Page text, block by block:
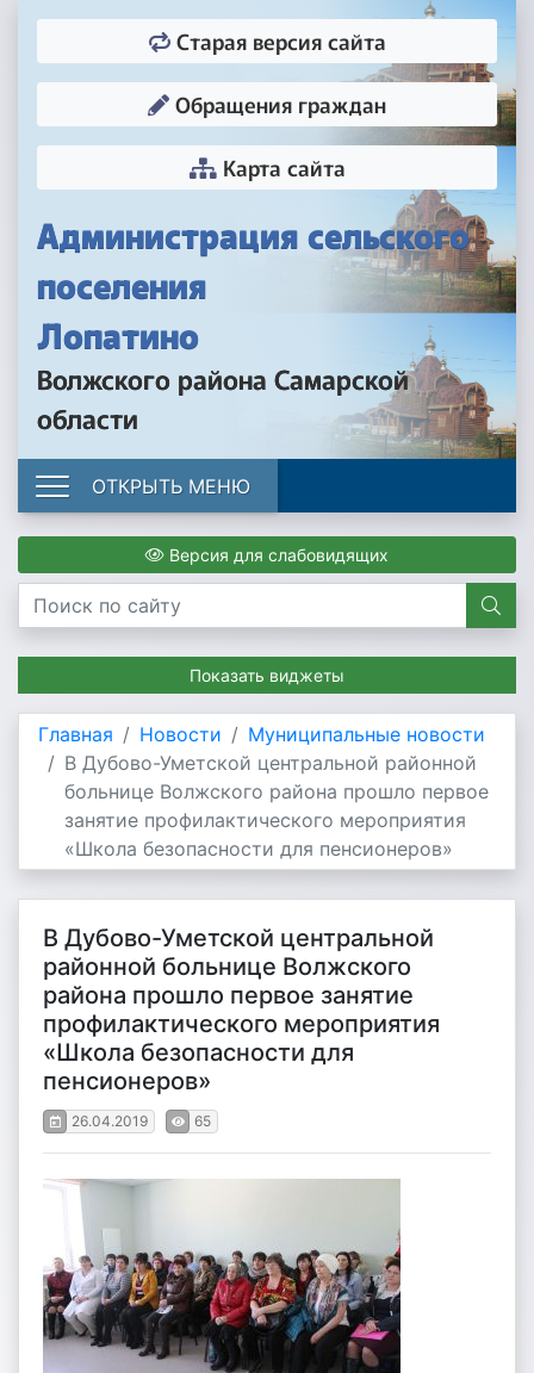
Администрация сельского
поселения
Лопатино
Волжского района Самарской
области
Старая версия сайта
Обращения граждан
Карта сайта
ОТКРЫТЬ МЕНЮ
Версия для слабовидящих
Показать виджеты
Главная Новости
Муниципальные новости
В Дубово-Уметской центральной районной
больнице Волжского района прошло первое
занятие профилактического мероприятия
«Школа безопасности для пенсионеров»
В Дубово-Уметской центральной
районной больнице Волжского
района прошло первое занятие
профилактического мероприятия
«Школа безопасности для
пенсионеров»
26.04.2019 65